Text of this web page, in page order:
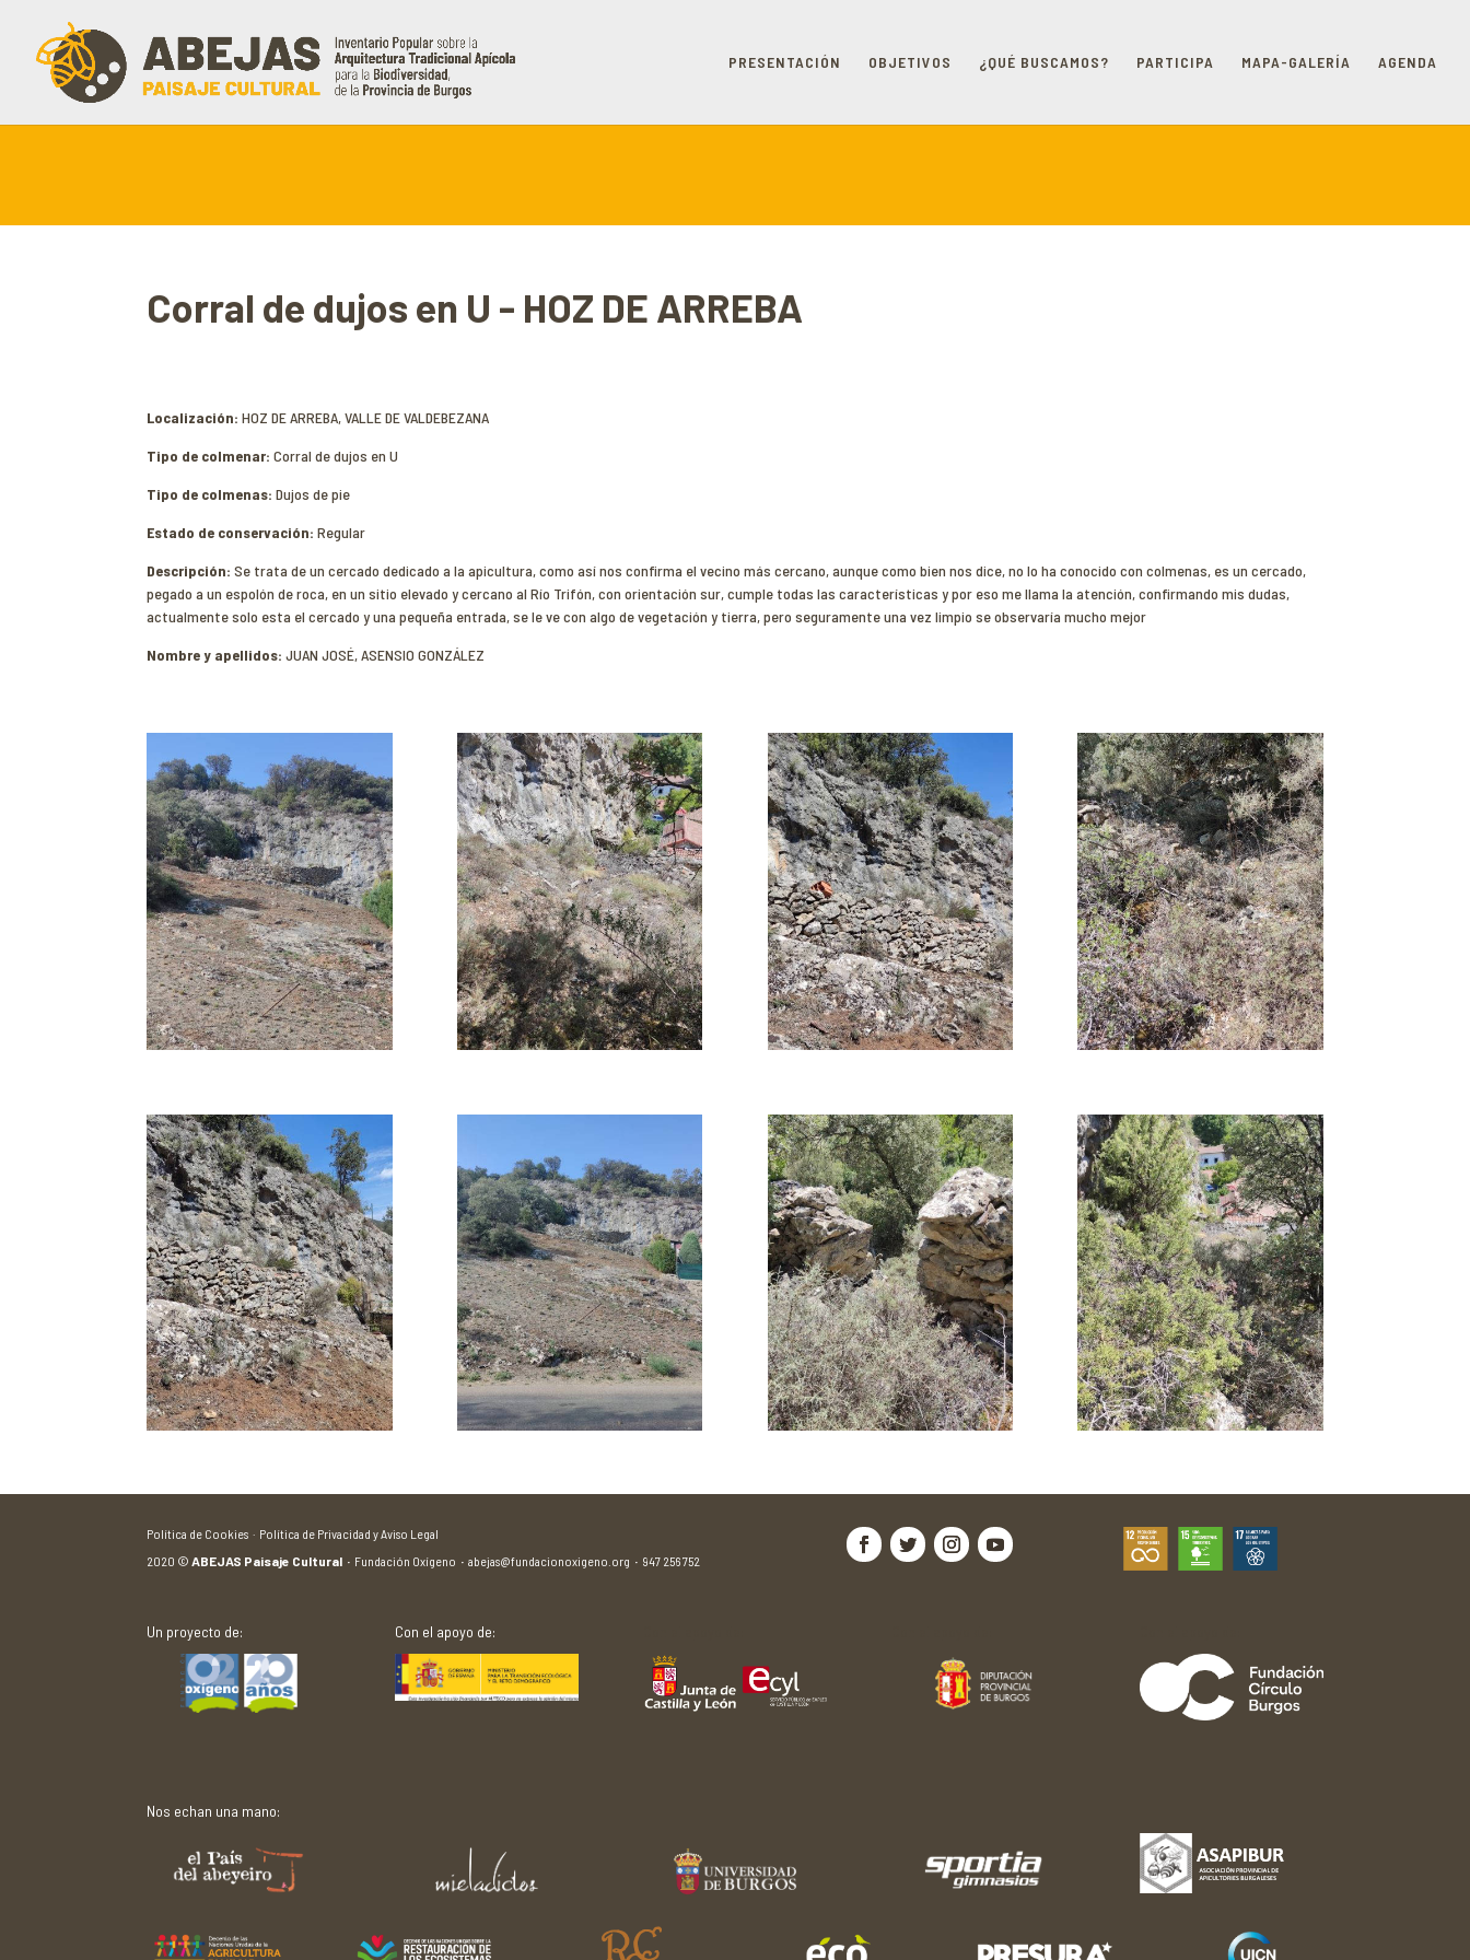
PRESENTACIÓN OBJETIVOS ¿QUÉ BUSCAMOS? PARTICIPA MAPA-GALERÍA AGENDA
Corral de dujos en U - HOZ DE ARREBA
Localización:HOZ DE ARREBA, VALLE DE VALDEBEZANA
Tipo de colmenar:Corral de dujos en U
Tipo de colmenas:Dujos de pie
Estado de conservación:Regular
Descripción:Se trata de un cercado dedicado a la apicultura, como así nos confirma el vecino más cercano, aunque como bien nos dice, no lo ha conocido con colmenas, es un cercado,
pegado a un espolón de roca, en un sitio elevado y cercano al Río Trifón, con orientación sur, cumple todas las características y por eso me llama la atención, confirmando mis dudas,
actualmente solo esta el cercado y una pequeña entrada, se le ve con algo de vegetación y tierra, pero seguramente una vez limpio se observaría mucho mejor
Nombre y apellidos:JUAN JOSÉ, ASENSIO GONZÁLEZ
Política de Cookies · Política de Privacidad y Aviso Legal
2020 ©ABEJAS Paisaje Cultural · Fundación Oxígeno ·abejas@fundacionoxigeno.org · 947 256 752
Un proyecto de: Con el apoyo de:
Nos echan una mano: